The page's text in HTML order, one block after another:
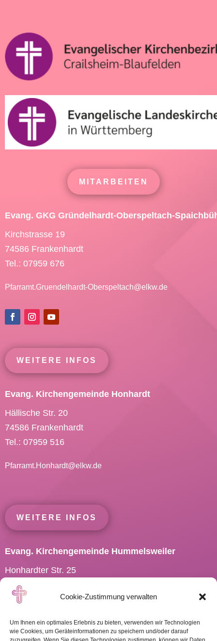
Cookie-Zustimmung verwalten
Um Ihnen ein optimales Erlebnis zu bieten, verwenden wir Technologien
wie Cookies, um Geräteinformationen zu speichern und/oder darauf
MITARBEITEN
Evang. GKG Gründelhardt-Oberspeltach-
Kirchstrasse 19
74586 Frankenhardt
Tel.: 07959 676
Pfarramt.Gruendelhardt-Oberspeltach@elkw.de
WEITERE INFOS
Evang. Kirchengemeinde Honhardt
Hällische Str. 20
74586 Frankenhardt
Tel.: 07959 516
Pfarramt.Honhardt@elkw.de
WEITERE INFOS
Evang. Kirchengemeinde Hummelsweiler
Honhardter Str. 25
73494 Rosenberg
Tel.: 07967 701910
Pfarramt.Hummelsweiler@elkw.de